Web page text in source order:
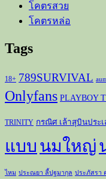
โคตรสวย
โคตรหล่อ
Tags
18+ 789SURVIVAL
Onlyfans PLAYBOY
TRINITY กรณิศ เล้าสุบินประเ
แบบ นมใหญ่
ไหม ประณยา ลี้ปฐมากุล ประภัสรา